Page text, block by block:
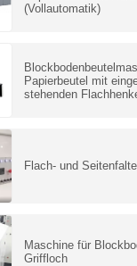
(Vollautomatik)
Papierbeutel mit
stehenden
Flach- und
Maschine für
Griffloch